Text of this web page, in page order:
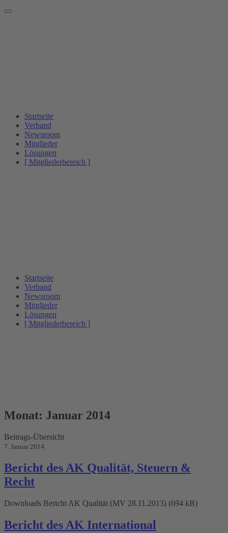
Startseite
Verband
Newsroom
Mitglieder
Lösungen
[ Mitgliederbereich ]
Startseite
Verband
Newsroom
Mitglieder
Lösungen
[ Mitgliederbereich ]
Monat: Januar 2014
Beitrags-Übersicht
7. Januar 2014
Bericht des AK Qualität, Steuern &
Recht
Downloads Bericht AK Qualität (MV 28.11.2013) (694 kB)
Bericht des AK International